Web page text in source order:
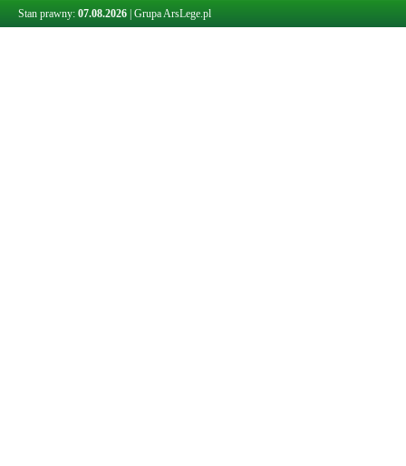
Stan prawny: 07.08.2026 Grupa ArsLege.pl